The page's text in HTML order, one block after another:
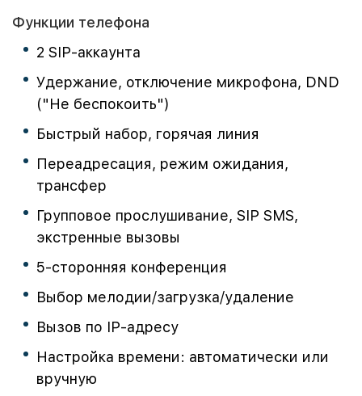
Функции телефона
2 SIP-аккаунта
Удержание, отключение микрофона, DND
("Не беспокоить")
Быстрый набор, горячая линия
Переадресация, режим ожидания,
трансфер
Групповое прослушивание, SIP SMS,
экстренные вызовы
5-сторонняя конференция
Выбор мелодии/загрузка/удаление
Вызов по IP-адресу
Настройка времени: автоматически или
вручную